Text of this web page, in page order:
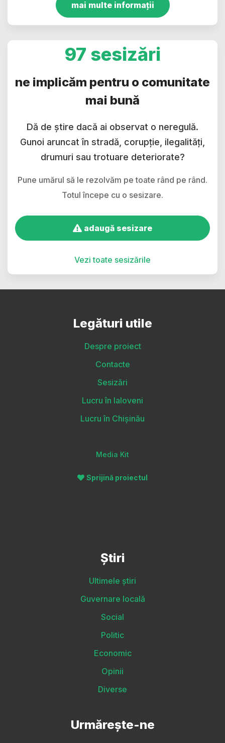
mai multe informații
97 sesizări
ne implicăm pentru o comunitate
mai bună
Dă de știre dacă ai observat o neregulă.
Gunoi aruncat în stradă, corupție, ilegalități,
drumuri sau trotuare deteriorate?
Pune umărul să le rezolvăm pe toate rând pe rând.
Totul începe cu o sesizare.
adaugă sesizare
Vezi toate sesizările
Legături utile
Despre proiect
Contacte
Sesizări
Lucru în Ialoveni
Lucru în Chișinău
Media Kit
Sprijină proiectul
Știri
Ultimele știri
Guvernare locală
Social
Politic
Economic
Opinii
Diverse
Urmărește-ne